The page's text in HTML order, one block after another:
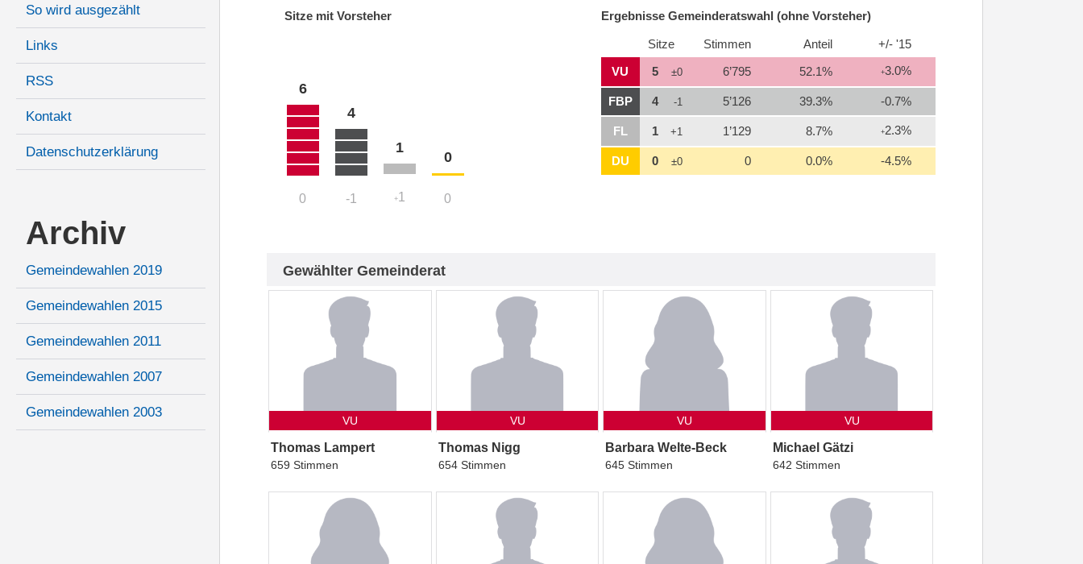
So wird ausgezählt
Links
RSS
Kontakt
Datenschutzerklärung
Archiv
Gemeindewahlen 2019
Gemeindewahlen 2015
Gemeindewahlen 2011
Gemeindewahlen 2007
Gemeindewahlen 2003
Sitze mit Vorsteher
6
0
4
-1
1
+1
0
0
Ergebnisse Gemeinderatswahl (ohne Vorsteher)
Sitze Stimmen Anteil
+/- '15
VU
5 ±0 6’795 52.1% +3.0%
FBP 4 -1 5’126 39.3% -0.7%
FL 1 +1 1’129 8.7% +2.3%
DU 0 ±0 0 0.0% -4.5%
Gewählter Gemeinderat
VU
Thomas Lampert
659 Stimmen
VU
Thomas Nigg
654 Stimmen
VU
Barbara Welte-Beck
645 Stimmen
VU
Michael Gätzi
642 Stimmen